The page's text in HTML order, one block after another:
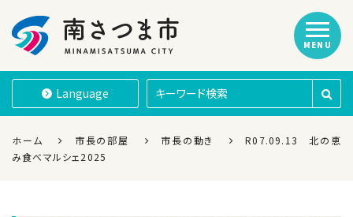
南さつま市
Language
MENU
ホーム 市長の部屋 市長の動き
R07.09.13 北の恵
み食べマルシェ2025